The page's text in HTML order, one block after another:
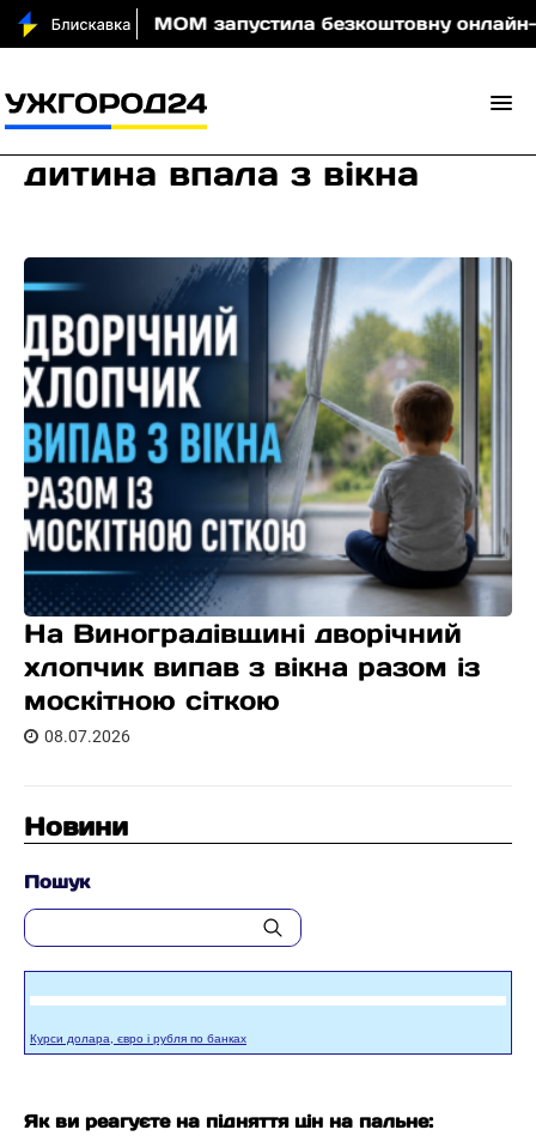
вночі МОМ запустила безкоштовну онлайн-гру,
дитина впала з вікна
На Виноградівщині дворічний
хлопчик випав з вікна разом із
москітною сіткою
08.07.2026
Новини
Пошук
Курси долара, євро і рубля по банках
Як ви реагуєте на підняття цін на пальне: